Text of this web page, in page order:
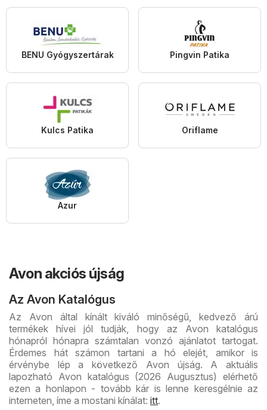
BENU Gyógyszertárak Pingvin Patika
Kulcs Patika Oriflame
Azur
Avon akciós újság
Az Avon Katalógus
Az Avon által kínált kiváló minőségű, kedvező árú
termékek hívei jól tudják, hogy az Avon katalógus
hónapról hónapra számtalan vonzó ajánlatot tartogat.
Érdemes hát számon tartani a hó elejét, amikor is
érvénybe lép a következő Avon újság. A aktuális
lapozható Avon katalógus (2026 Augusztus) elérhető
ezen a honlapon - tovább kár is lenne keresgélnie az
interneten, íme a mostani kínálat: itt.